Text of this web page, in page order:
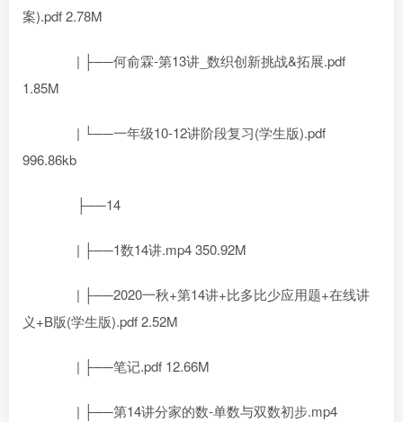
案).pdf 2.78M
| ├──何俞霖-第13讲_数织创新挑战&拓展.pdf
1.85M
| └──一年级10-12讲阶段复习(学生版).pdf
996.86kb
├──14
| ├──1数14讲.mp4 350.92M
| ├──2020一秋+第14讲+比多比少应用题+在线讲
义+B版(学生版).pdf 2.52M
| ├──笔记.pdf 12.66M
| ├──第14讲分家的数-单数与双数初步.mp4